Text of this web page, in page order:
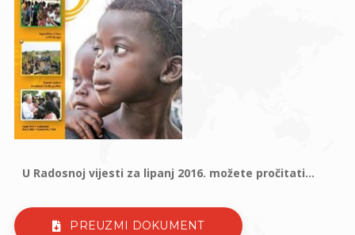
U Radosnoj vijesti za lipanj 2016. možete pročitati...
PREUZMI DOKUMENT